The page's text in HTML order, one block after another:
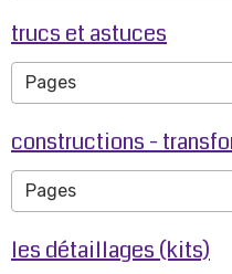
trucs et astuces
constructions -
les détaillages (kits)